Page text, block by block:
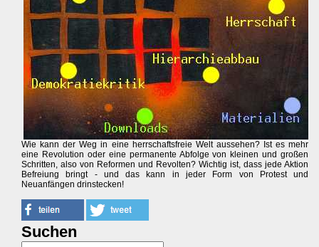
Wie kann der Weg in eine herrschaftsfreie Welt aussehen? Ist es mehr
eine Revolution oder eine permanente Abfolge von kleinen und großen
Schritten, also von Reformen und Revolten? Wichtig ist, dass jede Aktion
Befreiung bringt - und das kann in jeder Form von Protest und
Neuanfängen drinstecken!
Suchen